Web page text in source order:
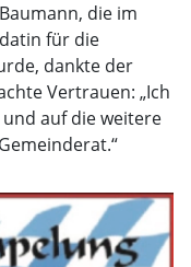
die im
für die
dankte der
Vertrauen: „Ich
auf die weitere